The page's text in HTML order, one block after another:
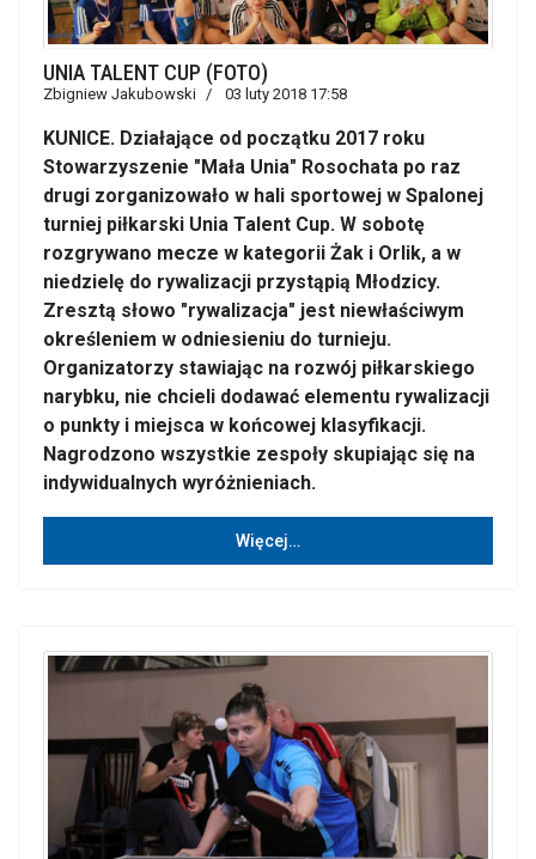
UNIA TALENT CUP (FOTO)
Zbigniew Jakubowski 03 luty 2018 17:58
KUNICE. Działające od początku 2017 roku
Stowarzyszenie "Mała Unia" Rosochata po raz
drugi zorganizowało w hali sportowej w Spalonej
turniej piłkarski Unia Talent Cup. W sobotę
rozgrywano mecze w kategorii Żak i Orlik, a w
niedzielę do rywalizacji przystąpią Młodzicy.
Zresztą słowo "rywalizacja" jest niewłaściwym
określeniem w odniesieniu do turnieju.
Organizatorzy stawiając na rozwój piłkarskiego
narybku, nie chcieli dodawać elementu rywalizacji
o punkty i miejsca w końcowej klasyfikacji.
Nagrodzono wszystkie zespoły skupiając się na
indywidualnych wyróżnieniach.
Więcej…